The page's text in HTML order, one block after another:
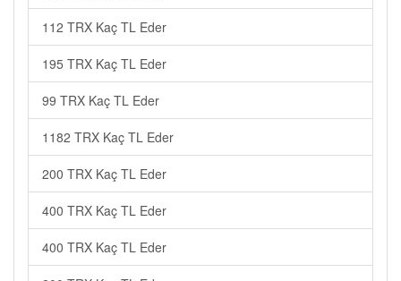
112 TRX Kaç TL Eder
195 TRX Kaç TL Eder
99 TRX Kaç TL Eder
1182 TRX Kaç TL Eder
200 TRX Kaç TL Eder
400 TRX Kaç TL Eder
400 TRX Kaç TL Eder